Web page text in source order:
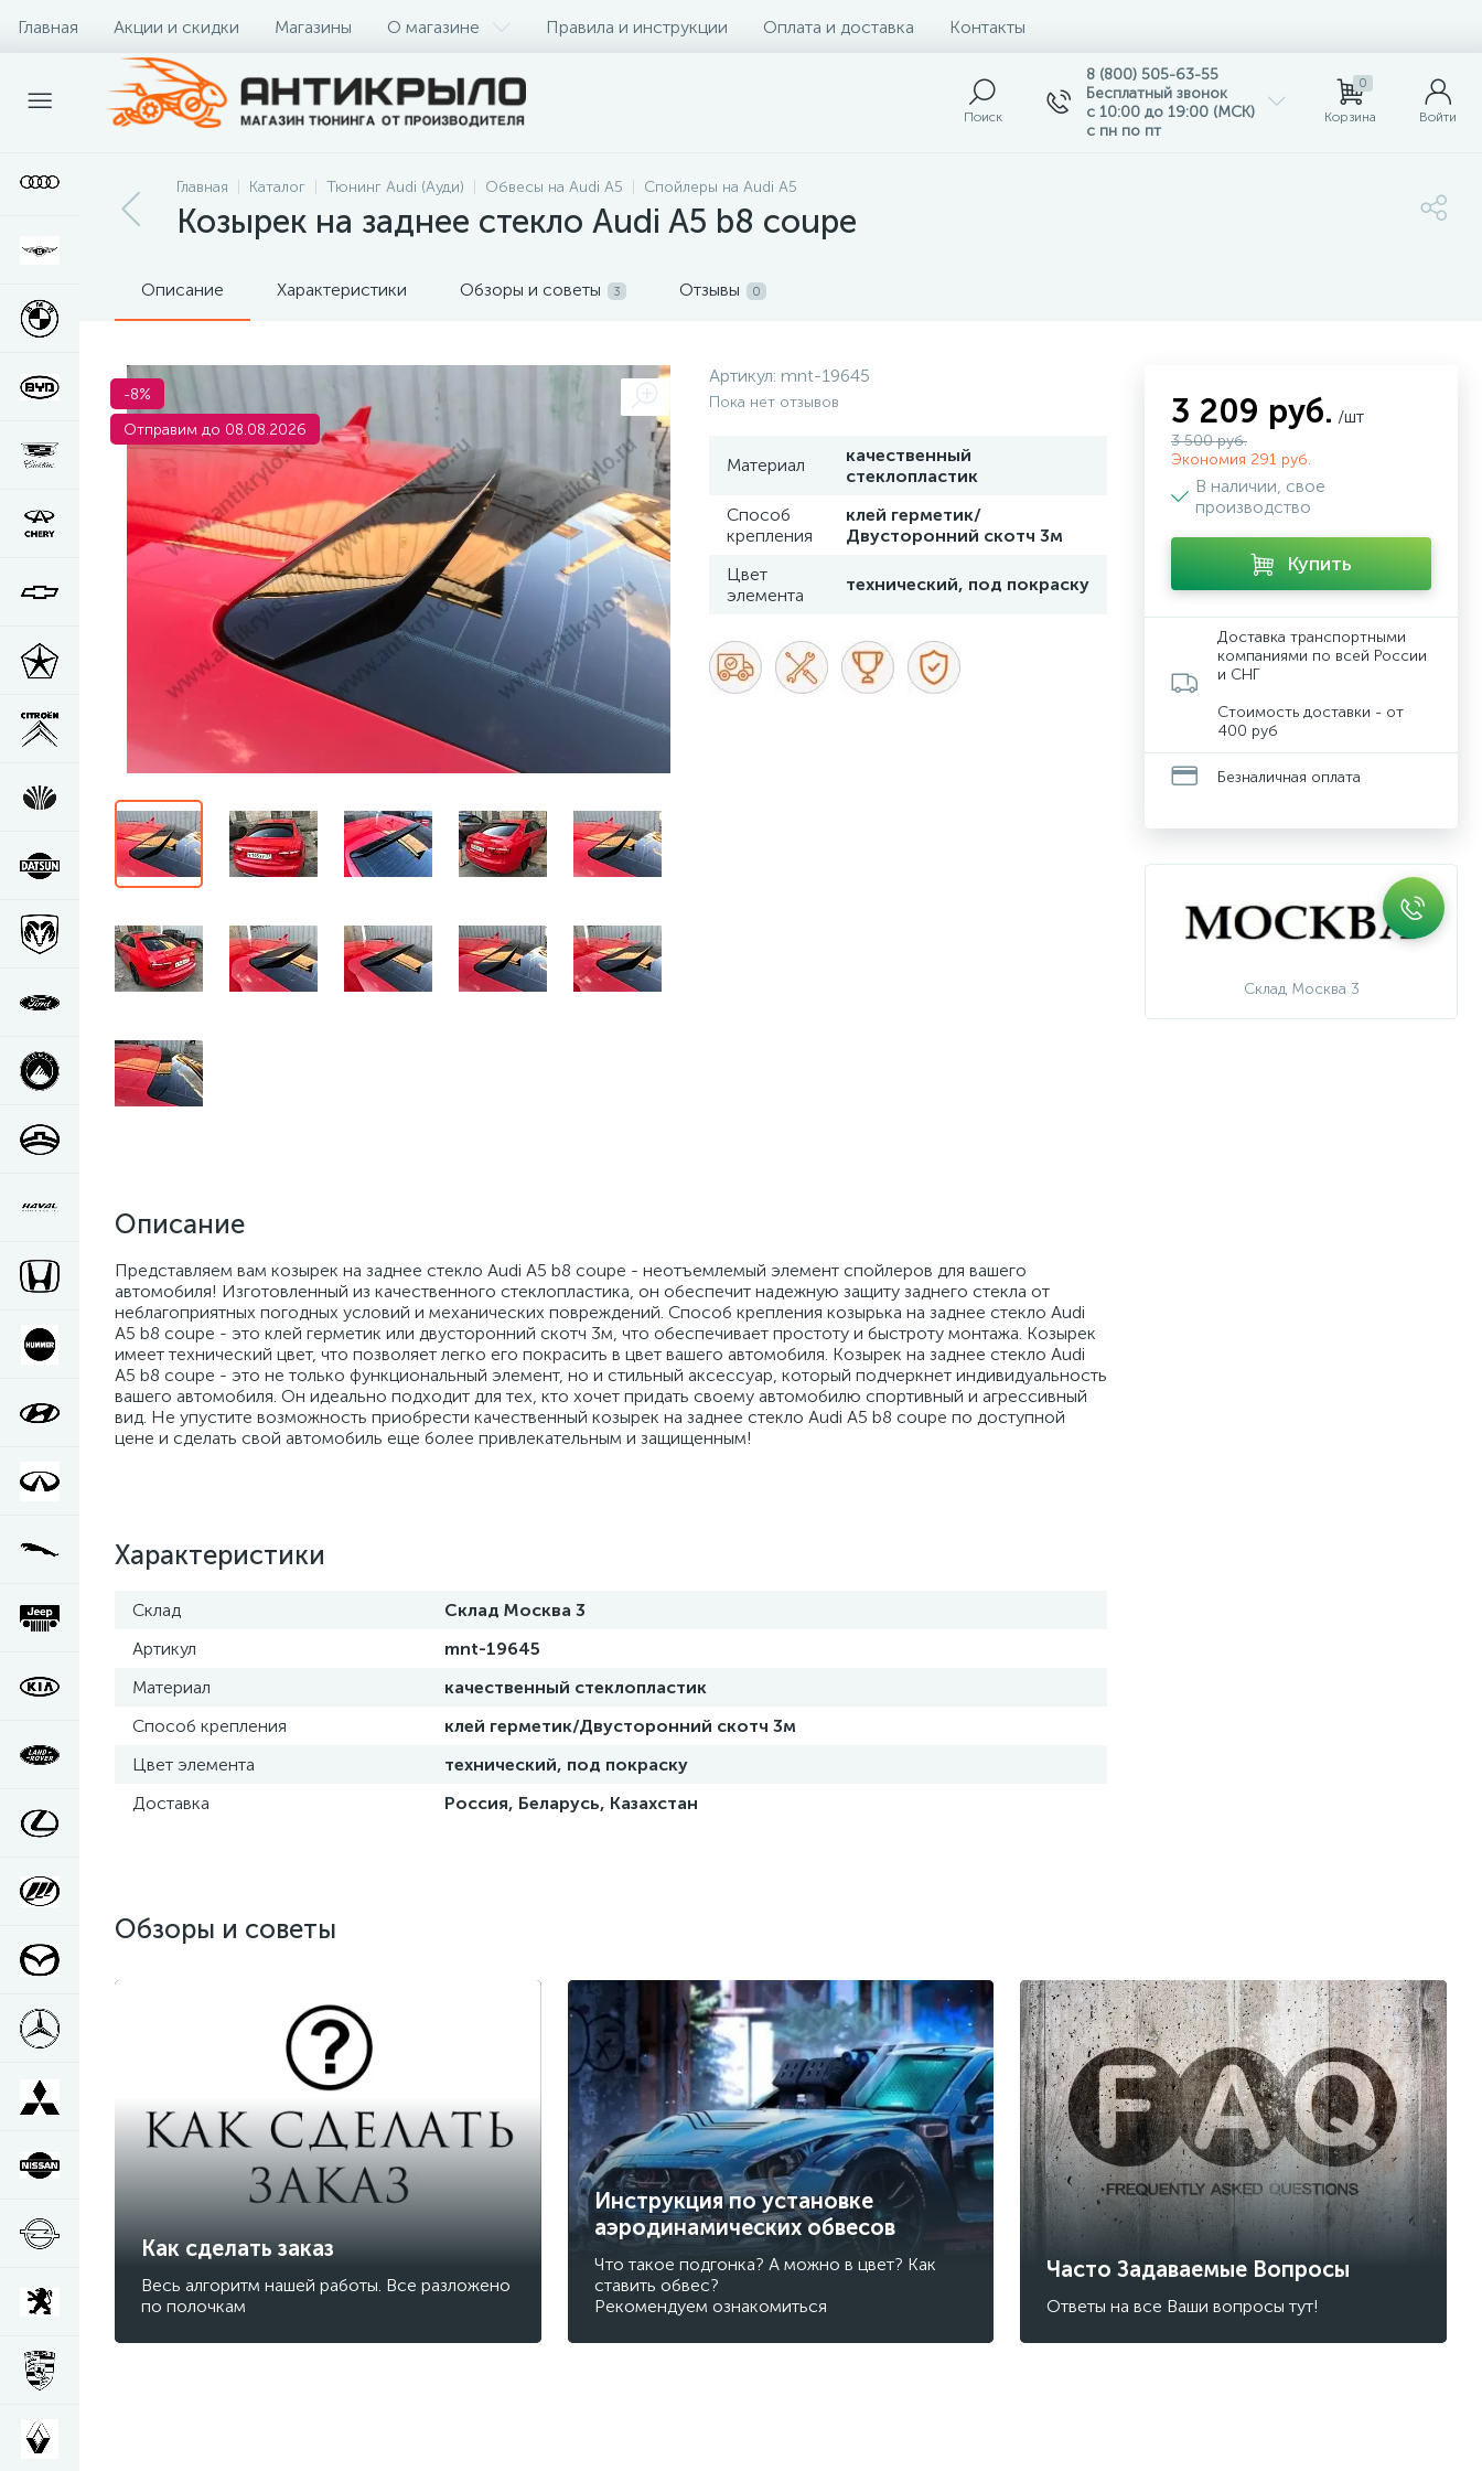
Главная Акции и скидки Магазины О магазине Правила и инструкции Оплата и доставка Контакты
Поиск
8 (800) 505-63-55
Бесплатный звонок
с 10:00 до 19:00 (МСК)
с пн по пт
0
Корзина Войти
Главная Каталог Тюнинг Audi (Ауди) Обвесы на Audi A5 Спойлеры на Audi A5
Козырек на заднее стекло Audi A5 b8 coupe
Описание Характеристики Обзоры и советы 3 Отзывы 0
-8%
Отправим до 08.08.2026
Артикул: mnt-19645
Пока нет отзывов
Материал
качественный
стеклопластик
Способ
крепления
клей герметик/
Двусторонний скотч 3м
Цвет
элемента
технический, под покраску
Описание
Представляем вам козырек на заднее стекло Audi A5 b8 coupe - неотъемлемый элемент спойлеров для вашего
автомобиля! Изготовленный из качественного стеклопластика, он обеспечит надежную защиту заднего стекла от
неблагоприятных погодных условий и механических повреждений. Способ крепления козырька на заднее стекло Audi
A5 b8 coupe - это клей герметик или двусторонний скотч 3м, что обеспечивает простоту и быстроту монтажа. Козырек
имеет технический цвет, что позволяет легко его покрасить в цвет вашего автомобиля. Козырек на заднее стекло Audi
A5 b8 coupe - это не только функциональный элемент, но и стильный аксессуар, который подчеркнет индивидуальность
вашего автомобиля. Он идеально подходит для тех, кто хочет придать своему автомобилю спортивный и агрессивный
вид. Не упустите возможность приобрести качественный козырек на заднее стекло Audi A5 b8 coupe по доступной
цене и сделать свой автомобиль еще более привлекательным и защищенным!
Характеристики
Склад
Склад Москва 3
Артикул
mnt-19645
Материал
качественный стеклопластик
Способ крепления
клей герметик/Двусторонний скотч 3м
Цвет элемента
технический, под покраску
Доставка
Россия, Беларусь, Казахстан
3 209 руб. /шт
3 500 руб.
Экономия 291 руб.
В наличии, свое
производство
Купить
Доставка транспортными
компаниями по всей России
и СНГ
Стоимость доставки - от
400 руб
Безналичная оплата
Склад Москва 3
Обзоры и советы
Как сделать заказ
Весь алгоритм нашей работы. Все разложено
по полочкам
Инструкция по установке
аэродинамических обвесов
Что такое подгонка? А можно в цвет? Как
ставить обвес?
Рекомендуем ознакомиться
Часто Задаваемые Вопросы
Ответы на все Ваши вопросы тут!